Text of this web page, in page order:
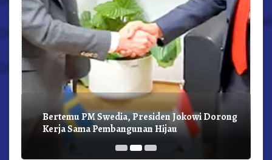
Bertemu PM Swedia, Presiden Jokowi Dorong
Kerja Sama Pembangunan Hijau